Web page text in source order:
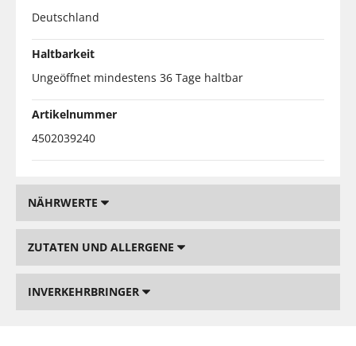
Deutschland
Haltbarkeit
Ungeöffnet mindestens 36 Tage haltbar
Artikelnummer
4502039240
NÄHRWERTE
ZUTATEN UND ALLERGENE
INVERKEHRBRINGER